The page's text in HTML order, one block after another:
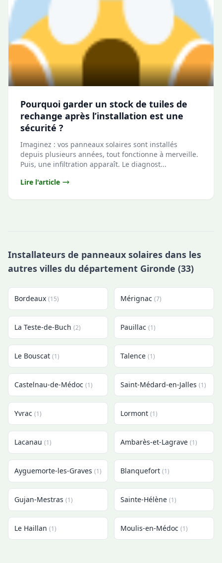
Pourquoi garder un stock de tuiles de
rechange après l’installation est une
sécurité ?
Imaginez : vos panneaux solaires sont installés
depuis plusieurs années, tout fonctionne à merveille.
Puis, une infiltration apparaît. Le diagnost...
Lire l'article
Installateurs de panneaux solaires dans les
autres villes du département Gironde (33)
Bordeaux (15) Mérignac (7)
La Teste-de-Buch (2) Pauillac (1)
Le Bouscat (1) Talence (1)
Castelnau-de-Médoc (1) Saint-Médard-en-Jalles (1)
Yvrac (1) Lormont (1)
Lacanau (1) Ambarès-et-Lagrave (1)
Ayguemorte-les-Graves (1) Blanquefort (1)
Gujan-Mestras (1) Sainte-Hélène (1)
Le Haillan (1) Moulis-en-Médoc (1)